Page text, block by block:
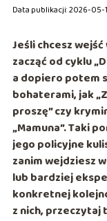
Data publikacji: 2026-05-
Jeśli chcesz
zacząć od cyklu
a dopiero potem
bohaterami, jak
proszę”czy
„Mamuna”. Taki
jego policyjne
zanim wejdziesz
lub bardziej
konkretnej
z nich,